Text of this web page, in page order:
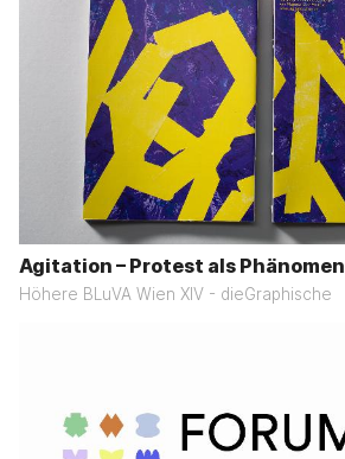
Agitation – Protest als Phänomen
Höhere BLuVA Wien XIV - dieGraphische